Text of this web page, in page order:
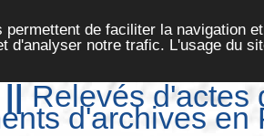
permettent de faciliter la navigation
d'analyser notre trafic. L'usage du
|| Relevés d'actes
d'archives en